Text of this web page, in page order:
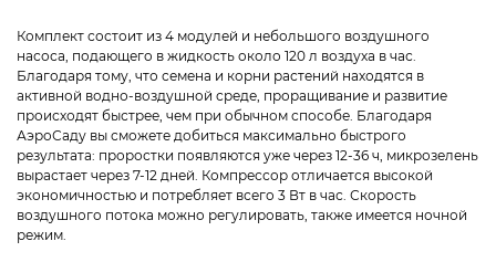
Комплект состоит из 4 модулей и небольшого воздушного
насоса, подающего в жидкость около 120 л воздуха в час.
Благодаря тому, что семена и корни растений находятся в
активной водно-воздушной среде, проращивание и развитие
происходят быстрее, чем при обычном способе. Благодаря
АэроСаду вы сможете добиться максимально быстрого
результата: проростки появляются уже через 12-36 ч, микрозелень
вырастает через 7-12 дней. Компрессор отличается высокой
экономичностью и потребляет всего 3 Вт в час. Скорость
воздушного потока можно регулировать, также имеется ночной
режим.